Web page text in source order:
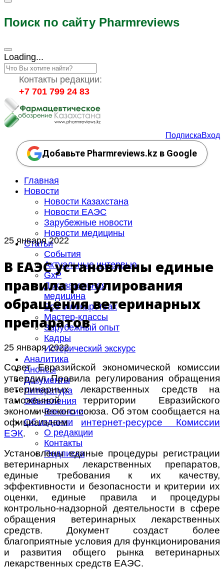
Поиск по сайту Pharmreviews
Loading...
Контакты редакции:
+7 701 799 24 83
ПодпискаВход
Добавьте Pharmreviews.kz в Google
Главная
Новости
Новости Казахстана
Новости ЕАЭС
Зарубежные новости
Новости медицины
Статьи
События
Актуальные интервью
GxP
Доказательная
медицина
Все о лекарствах
Мастер-классы
Зарубежный опыт
Кадры
Исторический экскурс
Аналитика
Анонсы
Документы
Литература
Объявления
Вакансии
Об издании
О редакции
Контакты
Подписка
25 января 2022
В ЕАЭС установлены единые
правила регулирования
обращения ветеринарных
препаратов
25 января 2022
Совет Евразийской экономической комиссии
утвердил Правила регулирования обращения
ветеринарных лекарственных средств на
таможенной территории Евразийского
экономического союза. Об этом сообщается на
официальном интернет-ресурсе Комиссии
ЕЭК.
Установлены единые процедуры регистрации
ветеринарных лекарственных препаратов,
единые требования к их качеству,
эффективности и безопасности и критерии их
оценки, единые правила и процедуры
контрольно-надзорной деятельности в сфере
обращения ветеринарных лекарственных
средств. Документ создаст более
благоприятные условия для функционирования
и развития общего рынка ветеринарных
лекарственных средств ЕАЭС.